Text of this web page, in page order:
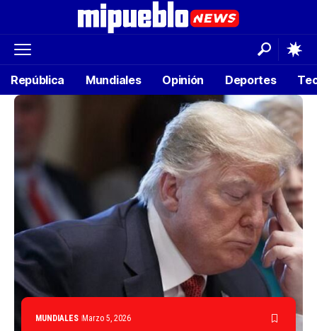
República Mundiales Opinión Deportes
MUNDIALES Marzo 5, 2026